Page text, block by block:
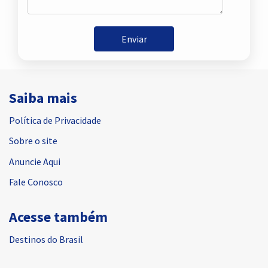
Enviar
Saiba mais
Política de Privacidade
Sobre o site
Anuncie Aqui
Fale Conosco
Acesse também
Destinos do Brasil